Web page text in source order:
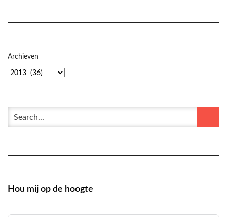
Archieven
Hou mij op de hoogte